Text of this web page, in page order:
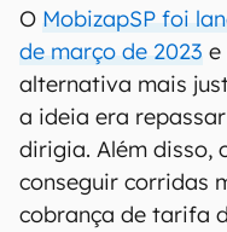
O MobizapSP foi
de março de 2023 e
alternativa mais
a ideia era
dirigia. Além disso,
conseguir corridas
cobrança de tarifa